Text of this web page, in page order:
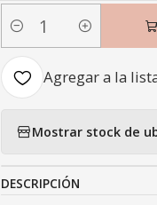
Cantidad
Agregar a la
Mostrar stock de
DESCRIPCIÓN